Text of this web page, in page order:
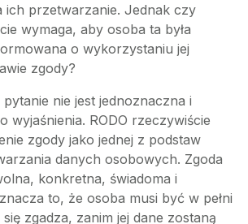
ich przetwarzanie. Jednak czy
wymaga, aby osoba ta była
o wykorzystaniu jej
zgody?
nie jest jednoznaczna i
wyjaśnienia. RODO rzeczywiście
zgody jako jednej z podstaw
danych osobowych. Zgoda
konkretna, świadoma i
to, że osoba musi być w pełni
zgadza, zanim jej dane zostaną